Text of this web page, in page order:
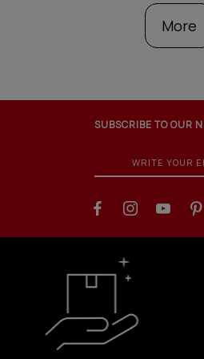
More
SUBSCRIBE TO OUR